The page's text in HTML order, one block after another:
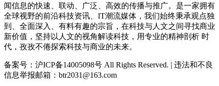
闻信息的快速、联动、广泛、高效的传播与推广。是一家拥有
全球视野的前沿科技资讯、IT潮流媒体，我们始终秉承观点独
到、全面深入、有料有趣的宗旨，在科技与人文之间寻找商业
新价值，坚持以人文的视角解读科技，用专业的精神剖析 时
代，孜孜不倦探索科技与商业的未来。
备案号：沪ICP备14005098号 All Rights Reserved. | 违法和不良
信息举报邮箱：btr2031@163.com